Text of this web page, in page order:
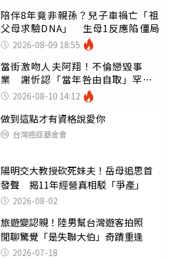
陪伴8年竟非親孫？兒子車禍亡「祖
父母求驗DNA」 生母1反應陷僵局
2026-08-09 18:55
當街激吻人夫阿翔！不倫戀毀事
業 謝忻認「當年咎由自取」罕吐
心聲2026-08-10 14:12
做到這點才有資格說愛你
台灣癌症基金會
陽明交大教授砍死妹夫！岳母追思首
發聲 揭11年經營真相駁「爭產」
2026-08-02
旅遊變認親！陸男幫台灣遊客拍照
閒聊驚覺「是失聯大伯」奇蹟重逢
2026-07-18